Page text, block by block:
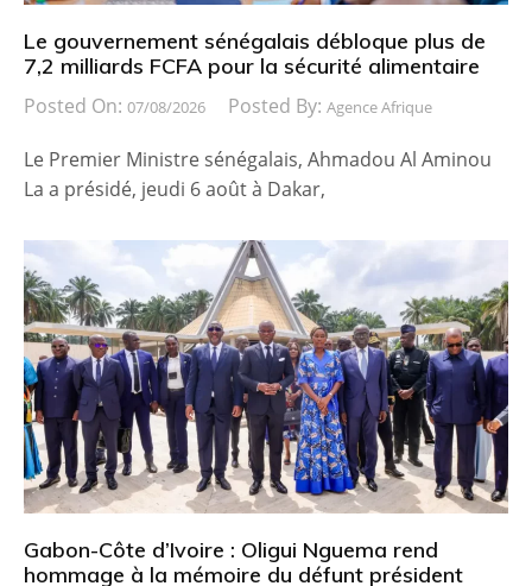
Le gouvernement sénégalais débloque plus de
7,2 milliards FCFA pour la sécurité alimentaire
Posted On: 07/08/2026 Posted By: Agence Afrique
Le Premier Ministre sénégalais, Ahmadou Al Aminou
La a présidé, jeudi 6 août à Dakar,
Gabon-Côte d’Ivoire : Oligui Nguema rend
hommage à la mémoire du défunt président